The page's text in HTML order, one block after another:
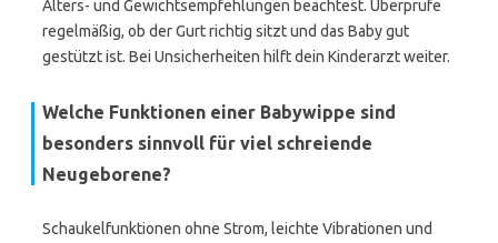
Alters- und Gewichtsempfehlungen beachtest. Überprüfe
regelmäßig, ob der Gurt richtig sitzt und das Baby gut
gestützt ist. Bei Unsicherheiten hilft dein Kinderarzt weiter.
Welche Funktionen einer Babywippe sind
besonders sinnvoll für viel schreiende
Neugeborene?
Schaukelfunktionen ohne Strom, leichte Vibrationen und